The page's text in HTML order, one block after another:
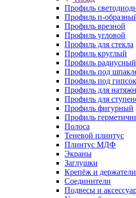
Профиль
Профиль п-
Профиль врезной
Профиль угловой
Профиль для стекла
Профиль круглый
Профиль радиусный
Профиль под
Профиль под
Профиль для
Профиль для
Профиль фигурный
Профиль
Полоса
Теневой плинтус
Плинтус МДФ
Экраны
Заглушки
Крепёж и держатели
Соединители
Подвесы и